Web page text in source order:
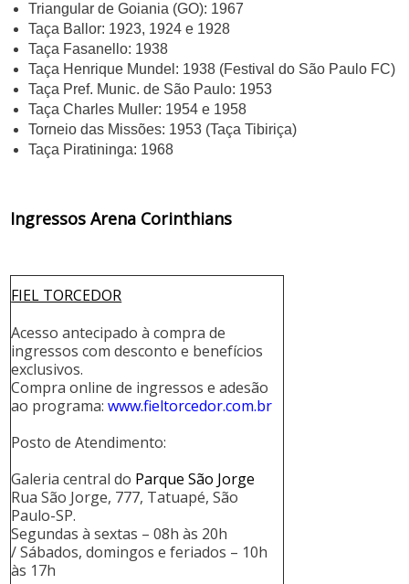
Triangular de Goiania (GO): 1967
Taça Ballor: 1923, 1924 e 1928
Taça Fasanello: 1938
Taça Henrique Mundel: 1938 (Festival do São Paulo FC)
Taça Pref. Munic. de São Paulo: 1953
Taça Charles Muller: 1954 e 1958
Torneio das Missões: 1953 (Taça Tibiriça)
Taça Piratininga: 1968
Ingressos Arena Corinthians
FIEL TORCEDOR
Acesso antecipado à compra de
ingressos com desconto e benefícios
exclusivos.
Compra online de ingressos e adesão
ao programa:www.fieltorcedor.com.br
Posto de Atendimento:
Galeria central do Parque São Jorge
Rua São Jorge, 777, Tatuapé, São
Paulo-SP.
Segundas à sextas – 08h às 20h
/ Sábados, domingos e feriados – 10h
às 17h